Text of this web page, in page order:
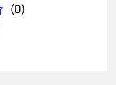
(0)